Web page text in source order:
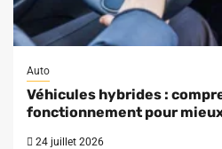
Auto
Véhicules hybrides :
fonctionnement pour
24 juillet 2026